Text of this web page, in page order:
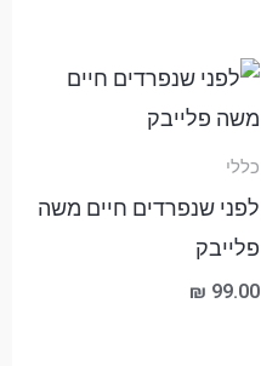
כללי
לפני שנפרדים חיים משה
פלייבק
₪ 99.00